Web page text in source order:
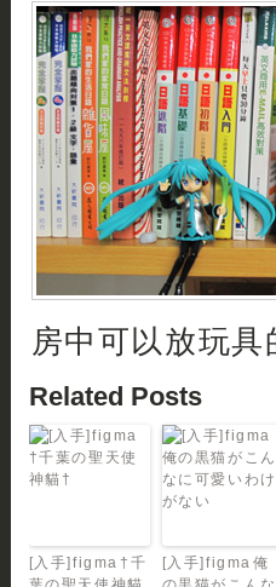
房中可以放玩
Related Posts
[入手]figma †千
[入手]figma 俺